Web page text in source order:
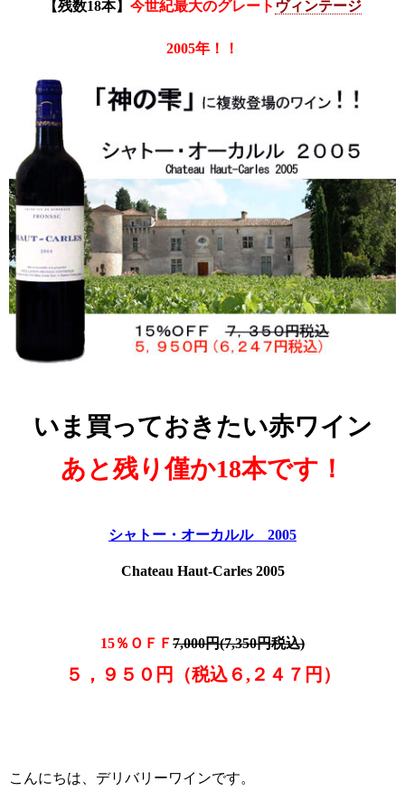
【残数18本】 今世紀最大のグレート ヴィンテージ
2005年！！
いま買っておきたい赤ワイン
あと残り僅か18本です！
シャトー・オーカルル 2005
Chateau Haut-Carles 2005
15％ＯＦＦ 7,000円(7,350円税込)
５，９５０円（税込６,２４７円）
こんにちは、デリバリーワインです。